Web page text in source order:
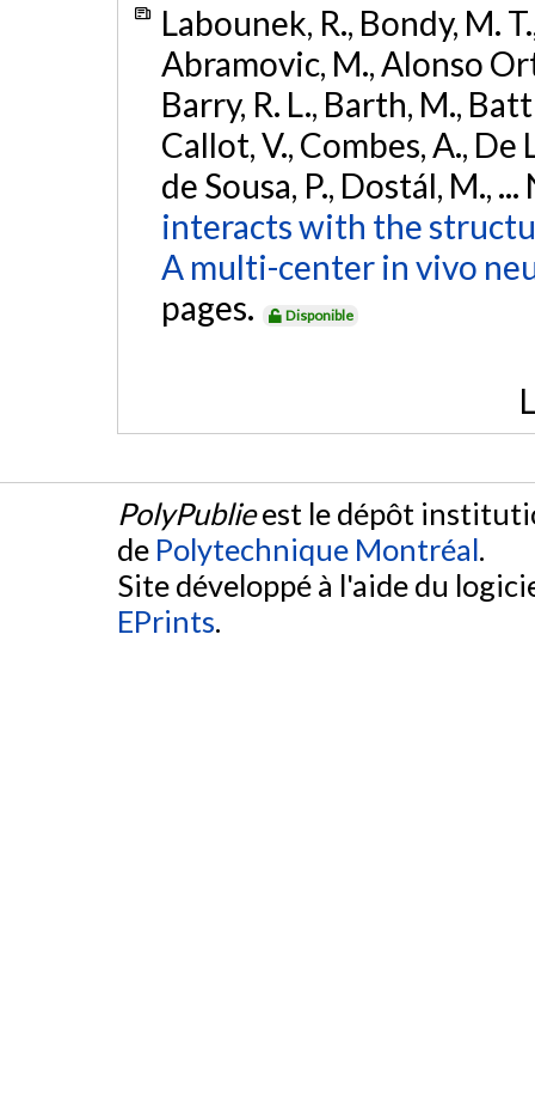
Labounek, R., Bondy, M.
Abramovic, M., Alonso
Barry, R. L., Barth, M.,
Callot, V., Combes, A.,
de Sousa, P., Dostál, M.,
interacts with the
A multi-center in vivo
pages.
Disponible
PolyPublieest le dépôt
de Polytechnique Montréal.
Site développé à l'aide du
EPrints.